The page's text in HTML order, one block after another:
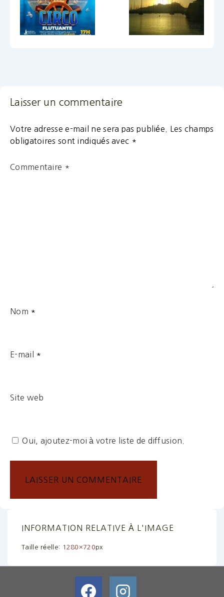
Laisser un commentaire
Votre adresse e-mail ne sera pas publiée.
Les champs
obligatoires sont indiqués avec *
Commentaire *
Nom *
E-mail *
Site web
Oui, ajoutez-moi à votre liste de diffusion.
INFORMATION RELATIVE À L'IMAGE
Taille réelle: 1280×720px